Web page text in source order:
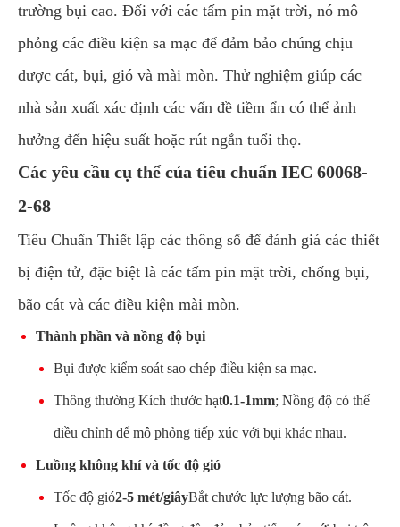
trường bụi cao. Đối với các tấm pin mặt trời, nó mô
phỏng các điều kiện sa mạc để đảm bảo chúng chịu
được cát, bụi, gió và mài mòn. Thử nghiệm giúp các
nhà sản xuất xác định các vấn đề tiềm ẩn có thể ảnh
hưởng đến hiệu suất hoặc rút ngắn tuổi thọ.
Các yêu cầu cụ thể của tiêu chuẩn IEC 60068-
2-68
Tiêu Chuẩn Thiết lập các thông số để đánh giá các thiết
bị điện tử, đặc biệt là các tấm pin mặt trời, chống bụi,
bão cát và các điều kiện mài mòn.
Thành phần và nồng độ bụi
Bụi được kiểm soát sao chép điều kiện sa mạc.
Thông thường Kích thước hạt0.1-1mm; Nồng độ có thể
điều chỉnh để mô phỏng tiếp xúc với bụi khác nhau.
Luồng không khí và tốc độ gió
Tốc độ gió2-5 mét/giâyBắt chước lực lượng bão cát.